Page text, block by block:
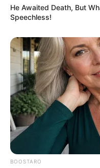
He Awaited Death, But
Speechless!
BOOSTARO